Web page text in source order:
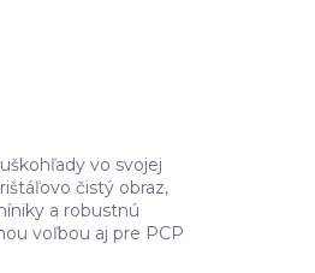
vo svojej
čistý obraz,
a robustnú
voľbou aj pre PCP